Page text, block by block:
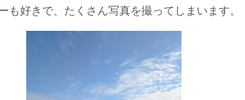
も好きで、たくさん写真を撮ってしまいます。